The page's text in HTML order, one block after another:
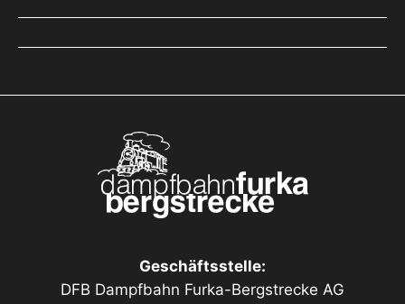
Geschäftsstelle:
DFB Dampfbahn Furka-Bergstrecke AG